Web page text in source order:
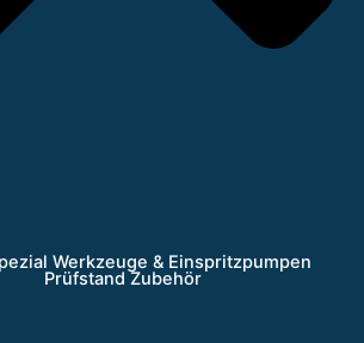
Werkzeuge & Einspritzpumpen
Prüfstand Zubehör